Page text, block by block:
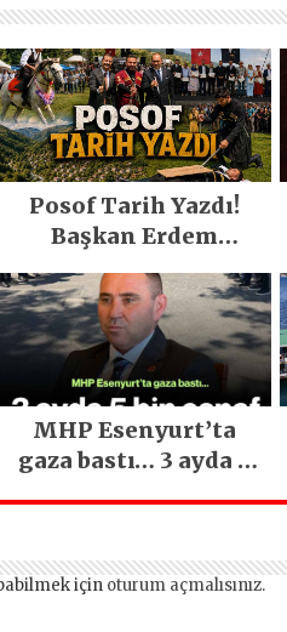
Posof Tarih Yazdı!
Başkan Erdem
Emeğiyle Son Yılların
En Büyük Festivali
Gerçekleşti
MHP Esenyurt’ta
gaza bastı… 3 ayda 5
için oturum açmalısınız.